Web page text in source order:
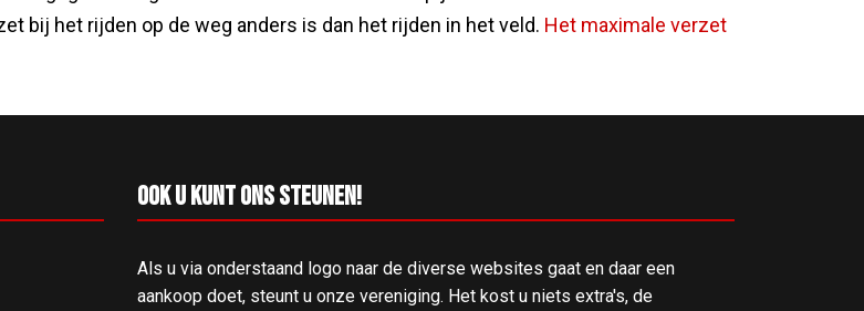
bij het rijden op de weg anders is dan het rijden in het veld. Het maximale verzet
Ook u kunt ons steunen!
Als u via onderstaand logo naar de diverse websites gaat en daar een
aankoop doet, steunt u onze vereniging. Het kost u niets extra's, de